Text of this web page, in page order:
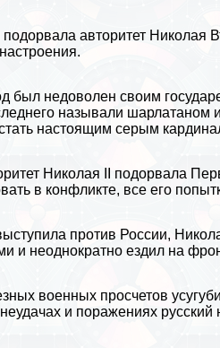
авторитет Николая
был недоволен своим
называли шарлатаном
настоящим серым
Николая II подорвала
в конфликте, все его
против России,
и неоднократно ездил на
военных просчетов
и поражениях